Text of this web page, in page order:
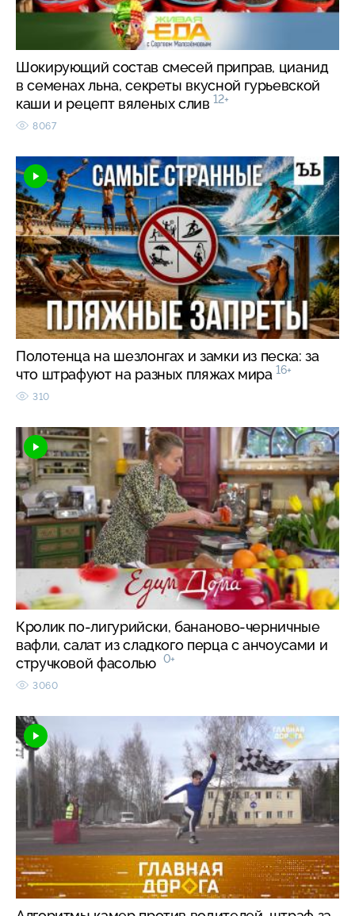
Шокирующий состав смесей приправ, цианид
в семенах льна, секреты вкусной гурьевской
каши и рецепт вяленых слив 12+
8067
Полотенца на шезлонгах и замки из песка: за
что штрафуют на разных пляжах мира 16+
310
Кролик по-лигурийски, бананово-черничные
вафли, салат из сладкого перца с анчоусами и
стручковой фасолью 0+
3060